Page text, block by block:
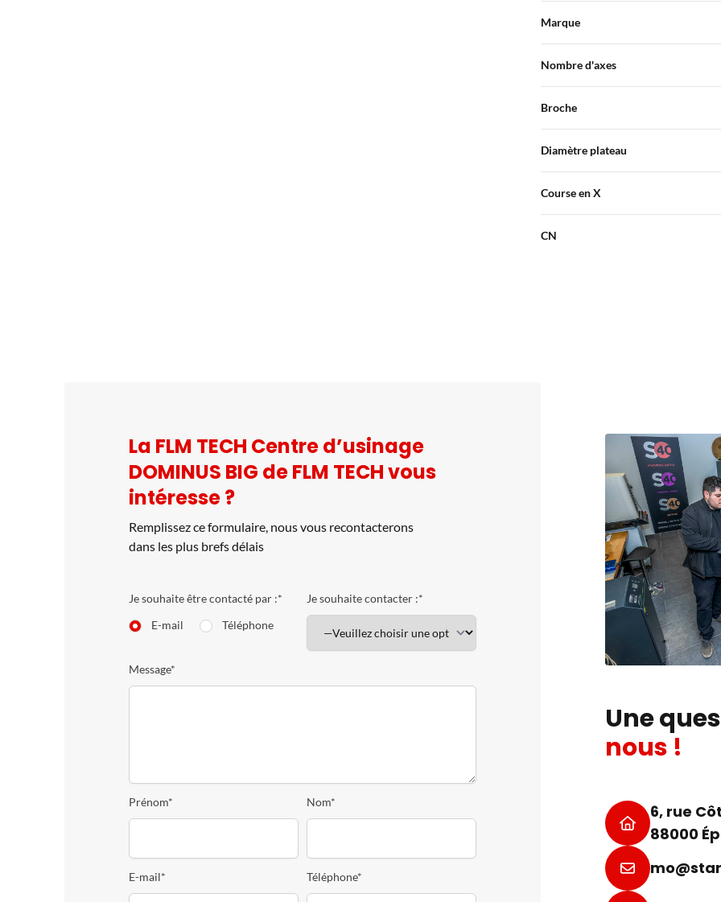
Marque
Nombre d'axes
Broche
Diamètre plateau
Course en X
CN
La FLM TECH Centre d’usinage
DOMINUS BIG de FLM TECH vous
intéresse ?
Remplissez ce formulaire, nous vous recontacterons
dans les plus brefs délais
Je souhaite être contacté par :*
E-mail
Téléphone
Je souhaite contacter :*
Message*
Prénom* Nom*
E-mail* Téléphone*
Une
nous !
6, rue
88000